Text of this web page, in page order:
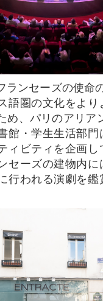
語圏の文化をより
め、パリのアリア
館・学生生活部門
ィビティを企画し
セーズの建物内に
行われる演劇を鑑